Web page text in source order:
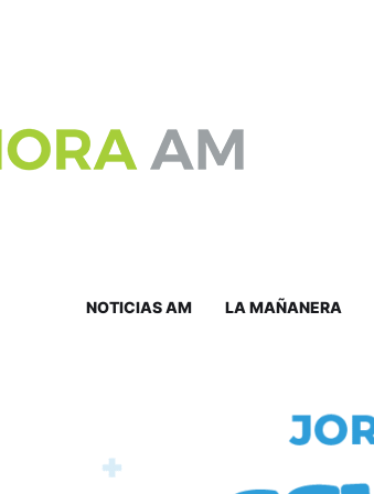
NOTICIAS AM LA MAÑANERA